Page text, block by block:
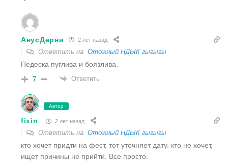
АнусДерни 2 лет назад
Ответить на Отожный НДЫК гыгыгы
Педеска пуглива и боязлива.
7 Ответить
Автор
fixin 2 лет назад
Ответить на Отожный НДЫК гыгыгы
кто хочет придти на фест, тот уточняет дату. кто не хочет,
ищет причины не прийти. Все просто.